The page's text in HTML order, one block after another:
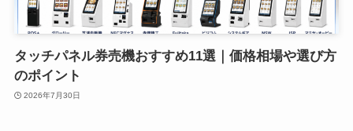
タッチパネル券売機おすすめ11選｜価格相場や選び方
のポイント
2026年7月30日